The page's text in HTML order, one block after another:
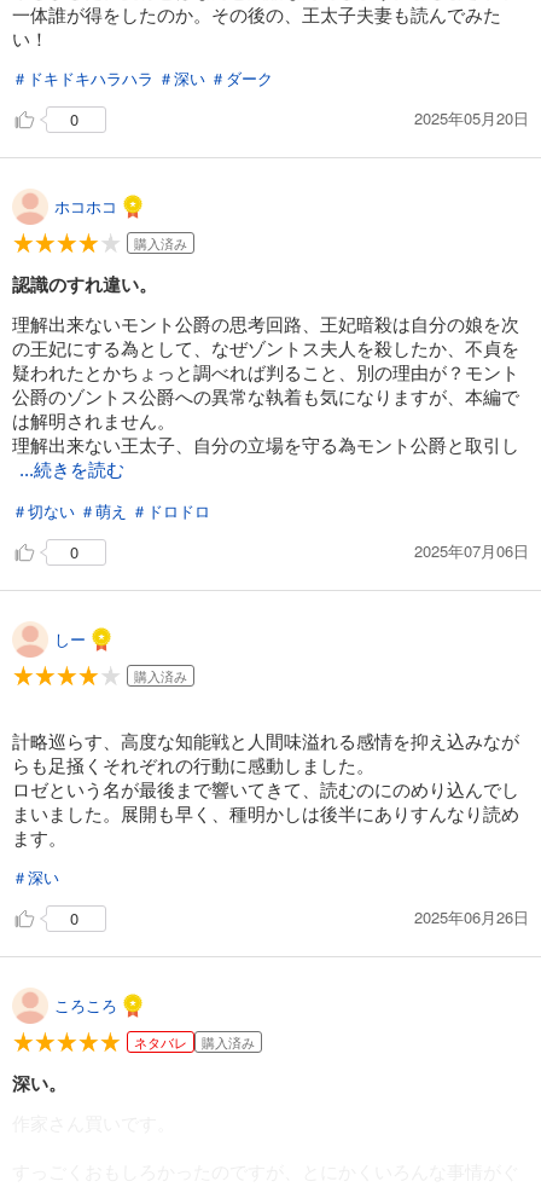
一体誰が得をしたのか。その後の、王太子夫妻も読んでみた
い！
＃ドキドキハラハラ ＃深い ＃ダーク
0
2025年05月20日
ホコホコ
購入済み
認識のすれ違い。
理解出来ないモント公爵の思考回路、王妃暗殺は自分の娘を次
の王妃にする為として、なぜゾントス夫人を殺したか、不貞を
疑われたとかちょっと調べれば判ること、別の理由が？モント
公爵のゾントス公爵への異常な執着も気になりますが、本編で
は解明されません。
理解出来ない王太子、自分の立場を守る為モント公爵と取引し
...続きを読む
＃切ない ＃萌え ＃ドロドロ
0
2025年07月06日
しー
購入済み
計略巡らす、高度な知能戦と人間味溢れる感情を抑え込みなが
らも足掻くそれぞれの行動に感動しました。
ロゼという名が最後まで響いてきて、読むのにのめり込んでし
まいました。展開も早く、種明かしは後半にありすんなり読め
ます。
＃深い
0
2025年06月26日
ころころ
ネタバレ 購入済み
深い。